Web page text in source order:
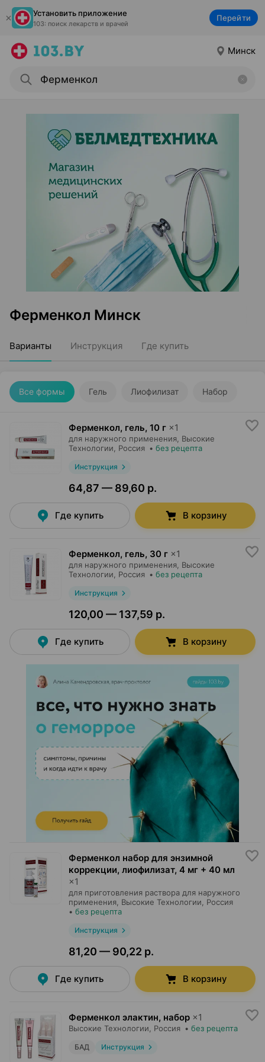
Установить приложение
103: поиск лекарств и врачей
Перейти
Минск
Ферменкол Минск
Варианты Инструкция Где купить
Все формы Гель Лиофилизат Набор
Ферменкол, гель, 10 г ×1
для наружного применения, Высокие
Технологии , Россия • без рецепта
Инструкция
64,87 — 89,60 р.
Где купить В корзину
Ферменкол, гель, 30 г ×1
для наружного применения, Высокие
Технологии , Россия • без рецепта
Инструкция
120,00 — 137,59 р.
Где купить В корзину
Ферменкол набор для энзимной
коррекции, лиофилизат, 4 мг + 40 мл
×1
для приготовления раствора для наружного
применения, Высокие Технологии , Россия
• без рецепта
Инструкция
81,20 — 90,22 р.
Где купить В корзину
Ферменкол элактин, набор ×1
Высокие Технологии , Россия • без рецепта
БАД Инструкция